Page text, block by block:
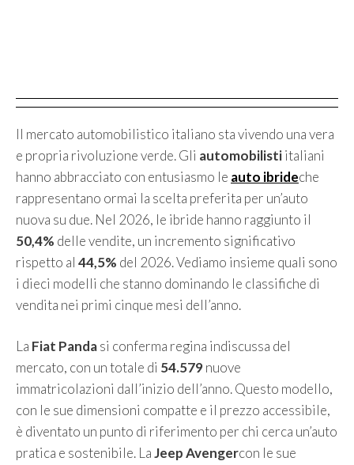
Il mercato automobilistico italiano sta vivendo una vera
e propria rivoluzione verde. Gli automobilistiitaliani
hanno abbracciato con entusiasmo le auto ibrideche
rappresentano ormai la scelta preferita per un’auto
nuova su due. Nel 2026, le ibride hanno raggiunto il
50,4% delle vendite, un incremento significativo
rispetto al 44,5% del 2026. Vediamo insieme quali sono
i dieci modelli che stanno dominando le classifiche di
vendita nei primi cinque mesi dell’anno.
La Fiat Pandasi conferma regina indiscussa del
mercato, con un totale di 54.579nuove
immatricolazioni dall’inizio dell’anno. Questo modello,
con le sue dimensioni compatte e il prezzo accessibile,
è diventato un punto di riferimento per chi cerca un’auto
pratica e sostenibile. LaJeep Avengercon le sue